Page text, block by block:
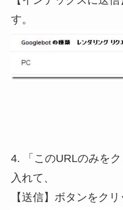
す。
4. 「このURLのみを
入れて、
【送信】ボタンをクリ